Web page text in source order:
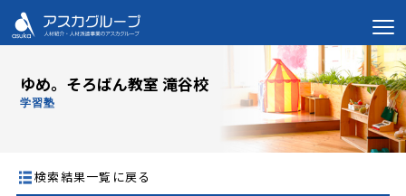
ゆめ。そろばん教室 滝谷校
学習塾
検索結果一覧に戻る